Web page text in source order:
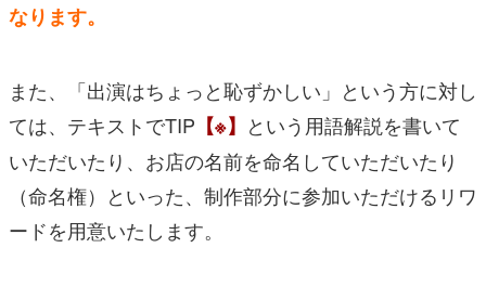
なります。
また、「出演はちょっと恥ずかしい」という方に対し
ては、テキストでTIP 【※】 という用語解説を書いて
いただいたり、お店の名前を命名していただいたり
（命名権）といった、制作部分に参加いただけるリワ
ードを用意いたします。